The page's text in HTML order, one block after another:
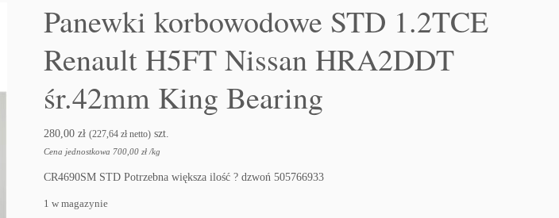
Panewki korbowodowe STD 1.2TCE
Renault H5FT Nissan HRA2DDT
śr.42mm King Bearing
280,00zł (227,64zł netto) szt.
Cena jednostkowa 700,00zł /kg
CR4690SM STD Potrzebna większa ilość ? dzwoń 505766933
1 w magazynie